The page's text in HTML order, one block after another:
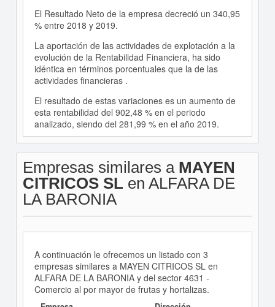
El Resultado Neto de la empresa decreció un 340,95
% entre 2018 y 2019.
La aportación de las actividades de explotación a la
evolución de la Rentabilidad Financiera, ha sido
idéntica en términos porcentuales que la de las
actividades financieras .
El resultado de estas variaciones es un aumento de
esta rentabilidad del 902,48 % en el periodo
analizado, siendo del 281,99 % en el año 2019.
Empresas similares a MAYEN
CITRICOS SL en ALFARA DE
LA BARONIA
A continuación le ofrecemos un listado con 3
empresas similares a MAYEN CITRICOS SL en
ALFARA DE LA BARONIA y del sector 4631 -
Comercio al por mayor de frutas y hortalizas.